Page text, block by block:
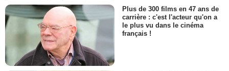
Plus de 300 films en 47 ans de
carrière : c'est l'acteur qu'on a
le plus vu dans le cinéma
français !